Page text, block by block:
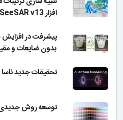
افزار SeeSAR v13
پیشرفت در افزایش
بدون ضایعات و
تحقیقات جدید ناسا
توسعه روش جدیدی